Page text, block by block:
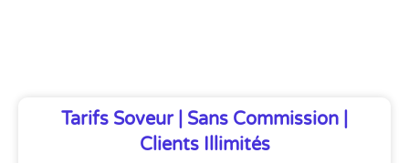
Tarifs Soveur | Sans Commission |
Clients Illimités